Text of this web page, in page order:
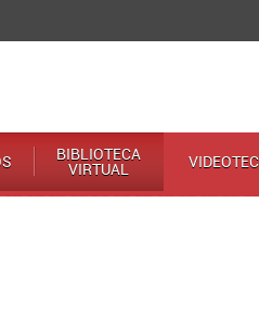
BIBLIOTECA
VIRTUAL